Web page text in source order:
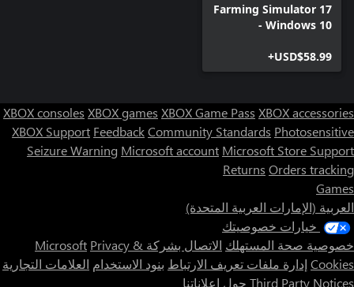
Farming Simulator 17
- Windows 10
USD$58.99+
XBOX consoles XBOX games XBOX Game Pass XBOX accessories
XBOX Support FeedbackCommunity Standards Photosensitive
Seizure Warning Microsoft account Microsoft Store Support
Returns Orders tracking
Games
العربية (الإمارات العربية المتحدة)
خيارات خصوصيتك
خصوصية صحة المستهلك الاتصال بشركة Microsoft Privacy &
Cookies إدارة ملفات تعريف الارتباط بنود الاستخدام العلامات التجارية
Third Party Notices حول إعلاناتنا